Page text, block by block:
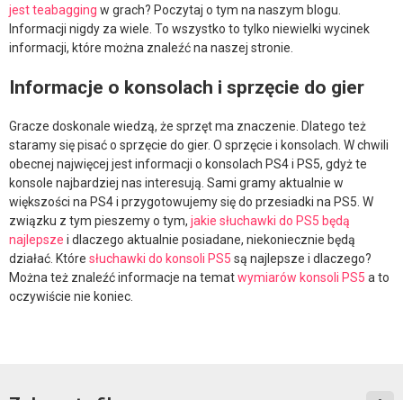
jest teabagging w grach? Poczytaj o tym na naszym blogu.
Informacji nigdy za wiele. To wszystko to tylko niewielki wycinek
informacji, które można znaleźć na naszej stronie.
Informacje o konsolach i sprzęcie do gier
Gracze doskonale wiedzą, że sprzęt ma znaczenie. Dlatego też
staramy się pisać o sprzęcie do gier. O sprzęcie i konsolach. W chwili
obecnej najwięcej jest informacji o konsolach PS4 i PS5, gdyż te
konsole najbardziej nas interesują. Sami gramy aktualnie w
większości na PS4 i przygotowujemy się do przesiadki na PS5. W
związku z tym pieszemy o tym, jakie słuchawki do PS5 będą
najlepsze i dlaczego aktualnie posiadane, niekoniecznie będą
działać. Które słuchawki do konsoli PS5 są najlepsze i dlaczego?
Można też znaleźć informacje na tematwymiarów konsoli PS5 a to
oczywiście nie koniec.